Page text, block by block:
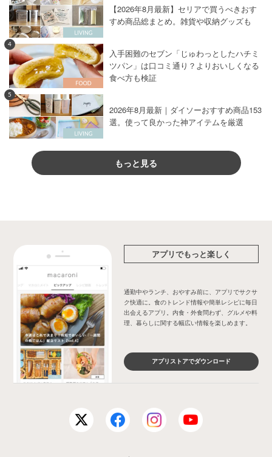
【2026年8月最新】セリアで買うべきおす
すめ商品総まとめ。雑貨や収納グッズも
4
入手困難のセブン「じゅわっとしたハチミ
ツパン」は口コミ通り？よりおいしくなる
食べ方も検証
5
2026年8月最新｜ダイソーおすすめ商品153
選。使って良かった神アイテムを厳選
もっと見る
アプリでもっと楽しく
通勤中やランチ、おやすみ前に、アプリでサクサ
ク快適に。食のトレンド情報や簡単レシピに毎日
出会えるアプリ。内食・外食問わず、グルメや料
理、暮らしに関する幅広い情報を楽しめます。
アプリストアでダウンロード